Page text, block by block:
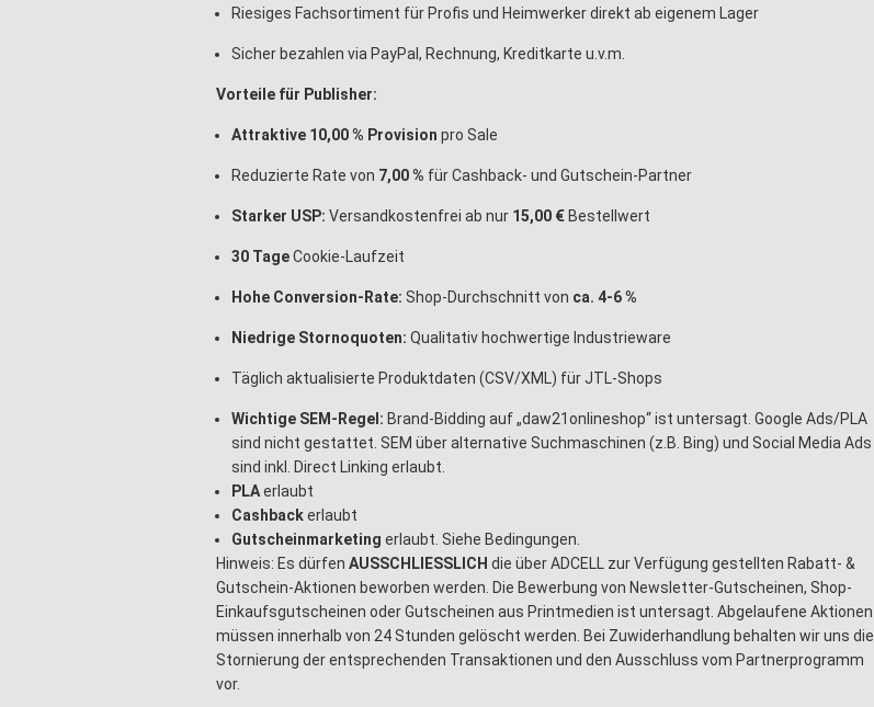
Riesiges Fachsortiment für Profis und Heimwerker direkt ab eigenem Lager
Sicher bezahlen via PayPal, Rechnung, Kreditkarte u.v.m.
Vorteile für Publisher:
Attraktive 10,00 % Provision pro Sale
Reduzierte Rate von 7,00 % für Cashback- und Gutschein-Partner
Starker USP: Versandkostenfrei ab nur 15,00 € Bestellwert
30 TageCookie-Laufzeit
Hohe Conversion-Rate: Shop-Durchschnitt von ca. 4-6 %
Niedrige Stornoquoten: Qualitativ hochwertige Industrieware
Täglich aktualisierte Produktdaten (CSV/XML) für JTL-Shops
Wichtige SEM-Regel: Brand-Bidding auf „daw21onlineshop“ ist untersagt. Google Ads/PLA
sind nicht gestattet. SEM über alternative Suchmaschinen (z.B. Bing) und Social Media Ads
sind inkl. Direct Linking erlaubt.
PLAerlaubt
Cashbackerlaubt
Gutscheinmarketing erlaubt. Siehe Bedingungen.
Hinweis: Es dürfen AUSSCHLIESSLICH die über ADCELL zur Verfügung gestellten Rabatt- &
Gutschein-Aktionen beworben werden. Die Bewerbung von Newsletter-Gutscheinen, Shop-
Einkaufsgutscheinen oder Gutscheinen aus Printmedien ist untersagt. Abgelaufene Aktionen
müssen innerhalb von 24 Stunden gelöscht werden. Bei Zuwiderhandlung behalten wir uns die
Stornierung der entsprechenden Transaktionen und den Ausschluss vom Partnerprogramm
vor.